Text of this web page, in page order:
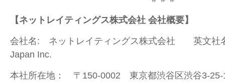
【ネットレイティングス株式会社 会社概要】
会社名: ネットレイティングス株式会社 英文社
Japan Inc.
本社所在地： 〒150-0002 東京都渋谷区渋谷3-25-